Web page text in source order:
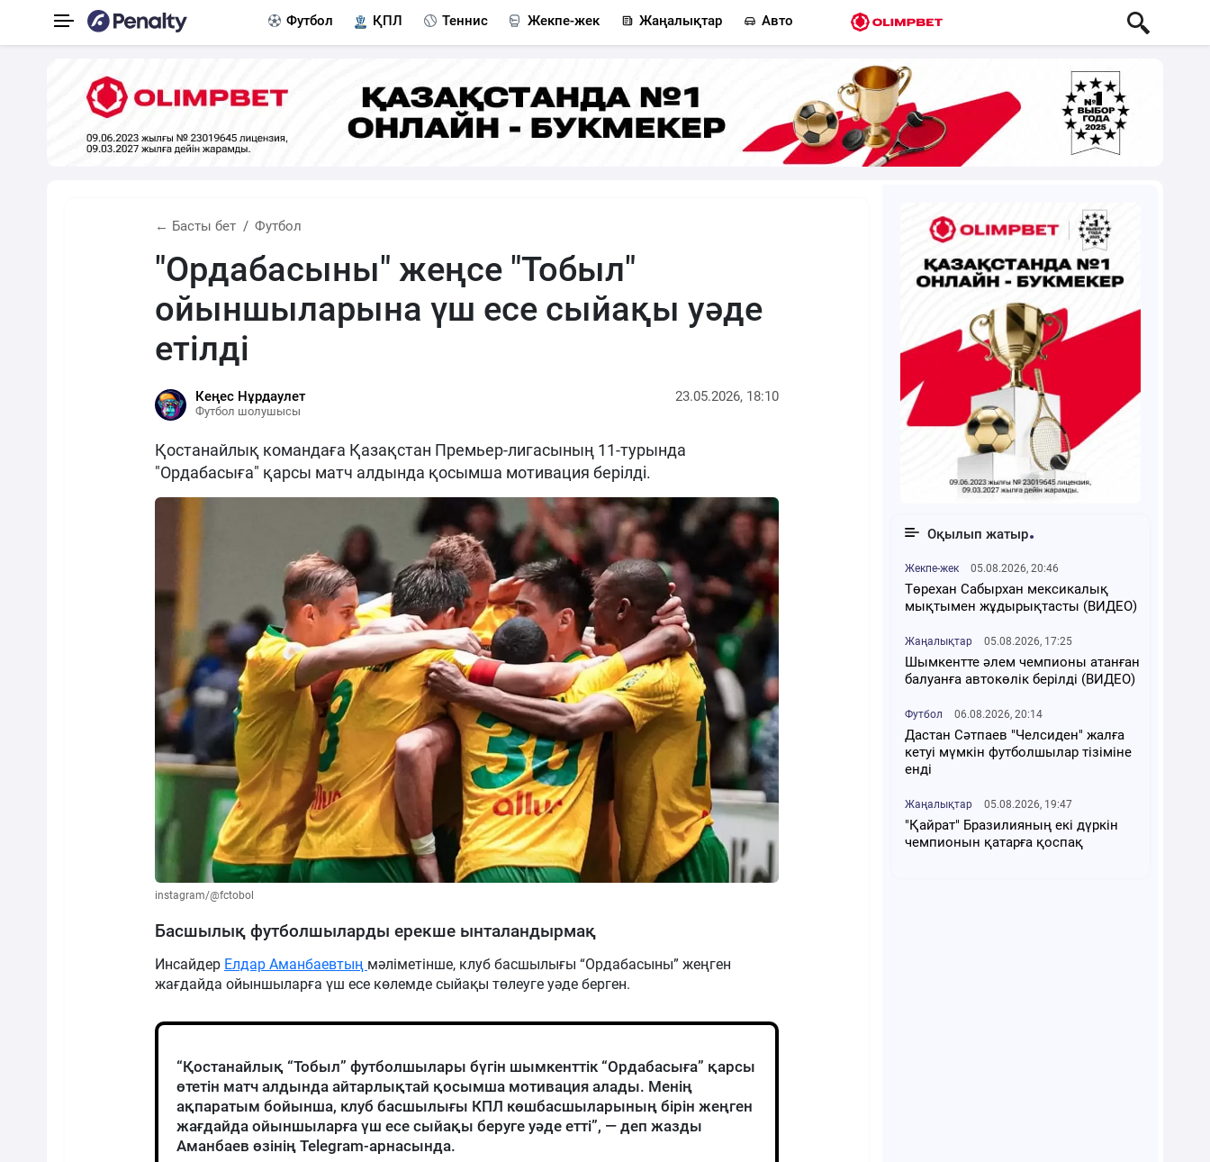
Футбол ҚПЛ Теннис Жекпе-жек Жаңалықтар Авто
← Басты бет Футбол
"Ордабасыны" жеңсе "Тобыл"
ойыншыларына үш есе сыйақы уәде
етілді
Кеңес Нұрдаулет
Футбол шолушысы
23.05.2026, 18:10
Қостанайлық командаға Қазақстан Премьер-лигасының 11-турында
"Ордабасыға" қарсы матч алдында қосымша мотивация берілді.
instagram/@fctobol
Басшылық футболшыларды ерекше ынталандырмақ
Инсайдер Елдар Аманбаевтың мәліметінше, клуб басшылығы “Ордабасыны” жеңген
жағдайда ойыншыларға үш есе көлемде сыйақы төлеуге уәде берген.
“Қостанайлық “Тобыл” футболшылары бүгін шымкенттік “Ордабасыға” қарсы
өтетін матч алдында айтарлықтай қосымша мотивация алады. Менің
ақпаратым бойынша, клуб басшылығы КПЛ көшбасшыларының бірін жеңген
жағдайда ойыншыларға үш есе сыйақы беруге уәде етті”, — деп жазды
Аманбаев өзінің Telegram-арнасында.
Оқылып жатыр
Жекпе-жек 05.08.2026, 20:46
Төрехан Сабырхан мексикалық
мықтымен жұдырықтасты (ВИДЕО)
Жаңалықтар 05.08.2026, 17:25
Шымкентте әлем чемпионы атанған
балуанға автокөлік берілді (ВИДЕО)
Футбол 06.08.2026, 20:14
Дастан Сәтпаев "Челсиден" жалға
кетуі мүмкін футболшылар тізіміне
енді
Жаңалықтар 05.08.2026, 19:47
"Қайрат" Бразилияның екі дүркін
чемпионын қатарға қоспақ